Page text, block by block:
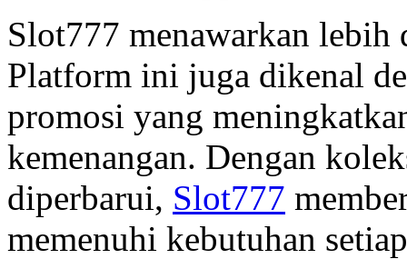
Slot777 menawarkan lebih
Platform ini juga dikenal
promosi yang
kemenangan. Dengan
diperbarui, Slot777
memenuhi kebutuhan